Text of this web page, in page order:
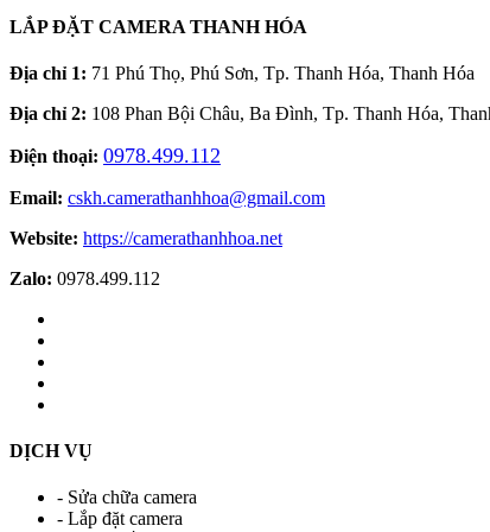
LẮP ĐẶT CAMERA THANH HÓA
Địa chỉ 1: 71 Phú Thọ, Phú Sơn, Tp. Thanh Hóa, Thanh Hóa
Địa chỉ 2: 108 Phan Bội Châu, Ba Đình, Tp. Thanh Hóa,
Điện thoại: 0978.499.112
Email: cskh.camerathanhhoa@gmail.com
Website: https://camerathanhhoa.net
Zalo: 0978.499.112
DỊCH VỤ
- Sửa chữa camera
- Lắp đặt camera